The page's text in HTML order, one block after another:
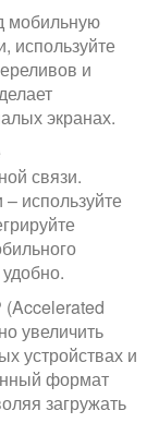
мобильную
используйте
и
экранах.
связи.
используйте
(Accelerated
увеличить
устройствах и
формат
загружать